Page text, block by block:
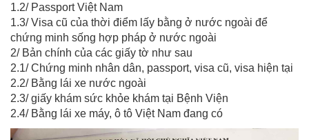
1.2/ Passport Việt Nam
1.3/ Visa cũ của thời điểm lấy bằng ở nước ngoài để
chứng minh sống hợp pháp ở nước ngoài
2/ Bản chính của các giấy tờ như sau
2.1/ Chứng minh nhân dân, passport, visa cũ, visa hiện tại
2.2/ Bằng lái xe nước ngoài
2.3/ giấy khám sức khỏe khám tại Bệnh Viện
2.4/ Bằng lái xe máy, ô tô Việt Nam đang có